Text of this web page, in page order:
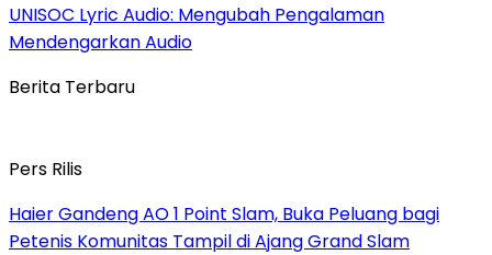
UNISOC Lyric Audio: Mengubah Pengalaman
Mendengarkan Audio
Berita Terbaru
Pers Rilis
Haier Gandeng AO 1 Point Slam, Buka Peluang bagi
Petenis Komunitas Tampil di Ajang Grand Slam